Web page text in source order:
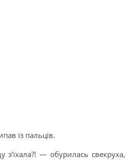
із пальців.
з’їхала?! — обурилась свекруха,